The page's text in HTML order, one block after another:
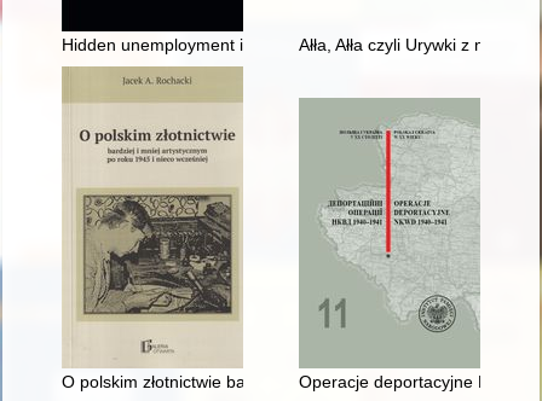
Hidden unemployment in polish industry (1945-1956)
Ałła, Ałła czyli Urywki z
O polskim złotnictwie bardziej i mniej artystycznym po roku
Operacje deportacyjne NKWD